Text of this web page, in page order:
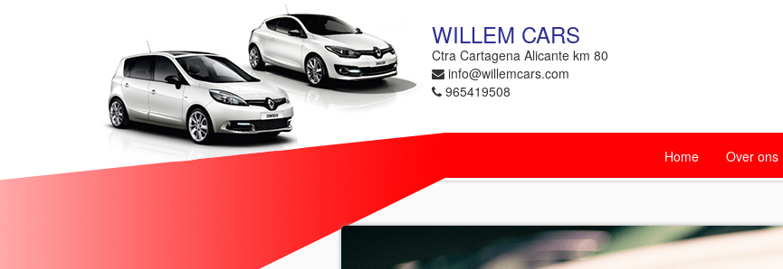
WILLEM CARS
Ctra Cartagena Alicante km 80
info@willemcars.com
965419508
Home Over ons